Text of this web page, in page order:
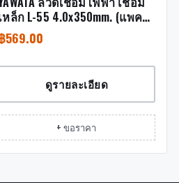
หล็ก L-55 4.0x350mm. (แพค
ะ 5 กิโล)
569.00
ดูรายละเอียด
+ ขอราคา